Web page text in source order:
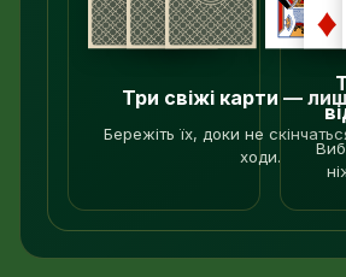
Три свіжі карти —
Бережіть їх, доки не
ходи.